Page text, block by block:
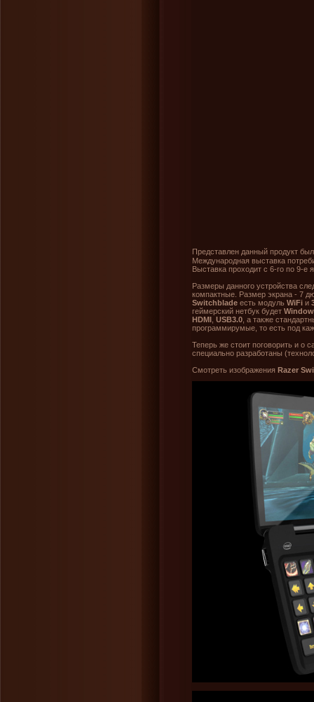
Представлен данный продукт
Международная выставка
Выставка проходит с 6-го по 9-е
Размеры данного устройства
компактные. Размер экрана - 7
Switchblade есть модуль WiFi и
геймерский нетбук будет
HDMI USB3.0 , а также
программирумые, то есть под
Теперь же стоит поговорить и о
специально разработаны
Смотреть изображения Razer